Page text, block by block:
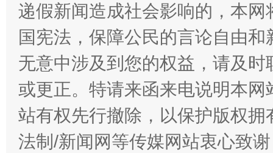
递假新闻造成社会影响的，本
国宪法，保障公民的言论自由
无意中涉及到您的权益，请及
或更正。特请来函来电说明本
站有权先行撤除，以保护版权
法制/新闻网等传媒网站衷心致